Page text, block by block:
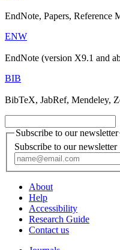
EndNote, Papers, Reference
ENW
EndNote (version X9.1 and
BIB
BibTeX, JabRef, Mendeley,
Subscribe to our newsletter
Subscribe to our newsletter
About
Help
Accessibility
Research Guide
Contact us